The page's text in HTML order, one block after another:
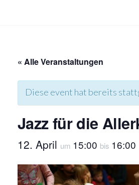
« Alle Veranstaltungen
Diese event hat bereits
Jazz für die
12. April um 15:00 bis 16:00